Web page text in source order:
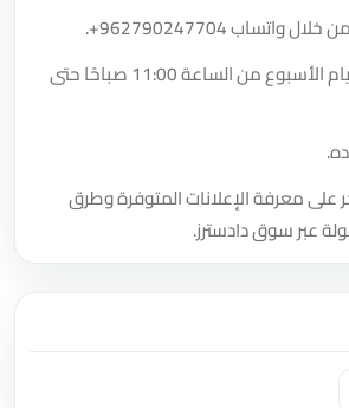
خلال واتساب+962790247704
.
أوقات العمل: جميع أيام الأسبوع من الساعة 11:00 صباحًا حتى
معرفة الإعلانات المتوفرة وطرق
عبر سوق دادسترز.